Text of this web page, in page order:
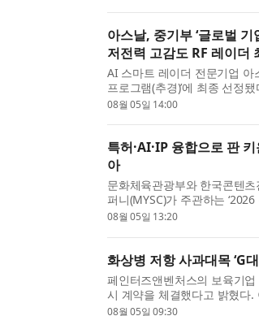
아스날, 중기부 ‘글로벌
저전력 고감도 RF 레이더
AI 스마트 레이더 전문기업 아
프로그램(추경)’에 최종 선정
기술 기업과 협력해 혁신 기술
08월 05일 14:00
특허·AI·IP 융합으로 판
아
문화체육관광부와 한국콘텐
퍼니(MYSC)가 주관하는
기업들이 올 6~7월 한층 내실
08월 05일 13:20
화상병 저항 사과대목 ‘G
페인터즈앤벤처스의 보육기
시 계약을 체결했다고 밝혔다.
배양 특허 기술이 대상이다. 과
08월 05일 09:30